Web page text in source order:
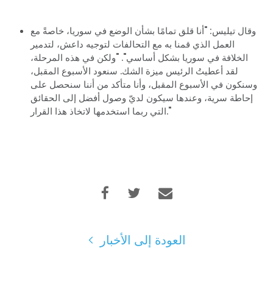
وقال تيليس: "أنا قلق تمامًا بشأن الوضع في سوريا، خاصةً مع
العمل الذي قمنا به مع التحالفات لتوجيه داعش، لتدمير
الخلافة في سوريا بشكل أساسي". "ولكن في هذه المرحلة،
لقد أعطيتُ الرئيس ميزة الشك. سنعود الأسبوع المقبل،
وسنكون في الأسبوع المقبل، وأنا متأكد من أننا سنحصل على
إحاطة سرية، وعندها سيكون لديّ وصول أفضل إلى الحقائق
التي ربما استخدمها لاتخاذ هذا القرار."
العودة إلى الأخبار